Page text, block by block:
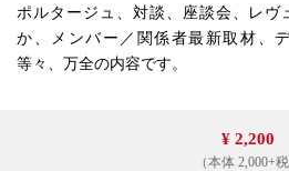
ポルタージュ、対談、座談会、レヴ
か、メンバー／関係者最新取材、
等々、万全の内容です。
¥ 2,200
（本体 2,000+税